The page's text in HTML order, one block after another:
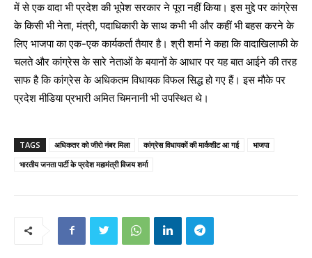
में से एक वादा भी प्रदेश की भूपेश सरकार ने पूरा नहीं किया। इस मुद्दे पर कांग्रेस
के किसी भी नेता, मंत्री, पदाधिकारी के साथ कभी भी और कहीं भी बहस करने के
लिए भाजपा का एक-एक कार्यकर्ता तैयार है। श्री शर्मा ने कहा कि वादाखिलाफी के
चलते और कांग्रेस के सारे नेताओं के बयानों के आधार पर यह बात आईने की तरह
साफ है कि कांग्रेस के अधिकतम विधायक विफल सिद्ध हो गए हैं। इस मौके पर
प्रदेश मीडिया प्रभारी अमित चिमनानी भी उपस्थित थे।
TAGS अधिकतर को जीरो नंबर मिला कांग्रेस विधायकों की मार्कशीट आ गई
भाजपा
भारतीय जनता पार्टी के प्रदेश महामंत्री विजय शर्मा